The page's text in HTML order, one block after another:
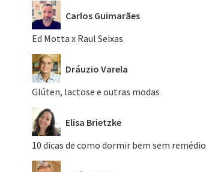
Carlos Guimarães
Ed Motta x Raul Seixas
Dráuzio Varela
Glúten, lactose e outras modas
Elisa Brietzke
10 dicas de como dormir bem sem remédio